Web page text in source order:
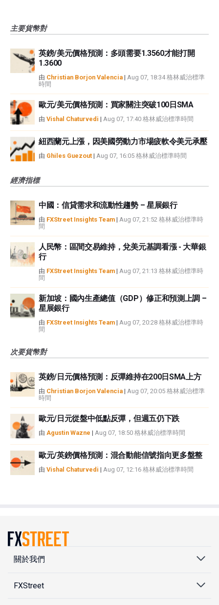
主要貨幣對
英鎊/美元價格預測：多頭需要1.3560才能打開
1.3600
由 Christian Borjon Valencia | Aug 07, 18:34 格林威治標準
時間
歐元/美元價格預測：買家關注突破100日SMA
由 Vishal Chaturvedi | Aug 07, 17:40 格林威治標準時間
紐西蘭元上漲，因美國勞動力市場疲軟令美元承壓
由 Ghiles Guezout | Aug 07, 16:05 格林威治標準時間
經濟指標
中國：信貸需求和流動性趨勢 – 星展銀行
由 FXStreet Insights Team | Aug 07, 21:52 格林威治標準時
間
人民幣：區間交易維持，兌美元基調看漲 - 大華銀
行
由 FXStreet Insights Team | Aug 07, 21:13 格林威治標準時
間
新加坡：國內生產總值（GDP）修正和預測上調 –
星展銀行
由 FXStreet Insights Team | Aug 07, 20:28 格林威治標準時
間
次要貨幣對
英鎊/日元價格預測：反彈維持在200日SMA上方
由 Christian Borjon Valencia | Aug 07, 20:05 格林威治標準
時間
歐元/日元從盤中低點反彈，但週五仍下跌
由 Agustin Wazne | Aug 07, 18:50 格林威治標準時間
歐元/英鎊價格預測：混合動能信號指向更多盤整
由 Vishal Chaturvedi | Aug 07, 12:16 格林威治標準時間
關於我們
FXStreet